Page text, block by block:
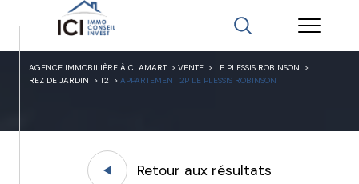
AGENCE IMMOBILIÈRE À CLAMART VENTE
LE PLESSIS ROBINSON
REZ DE JARDIN
T2 APPARTEMENT 2P LE PLESSIS ROBINSON
Retour aux résultats